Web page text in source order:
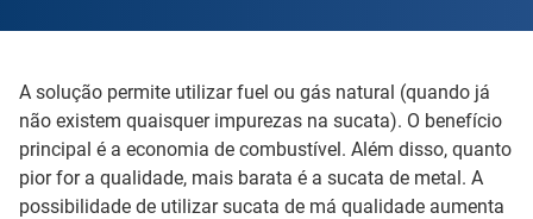
A solução permite utilizar fuel ou gás natural (quando já
não existem quaisquer impurezas na sucata). O benefício
principal é a economia de combustível. Além disso, quanto
pior for a qualidade, mais barata é a sucata de metal. A
possibilidade de utilizar sucata de má qualidade aumenta